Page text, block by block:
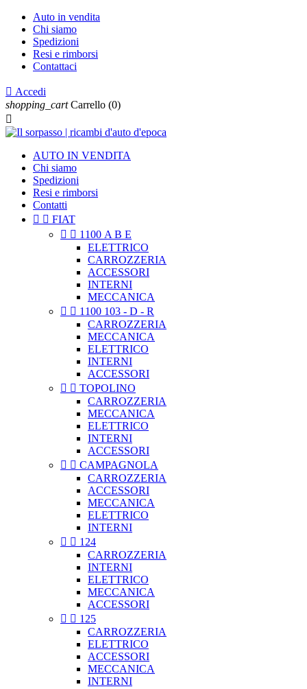
Auto in vendita
Chi siamo
Spedizioni
Resi e rimborsi
Contattaci
 Accedi
shopping_cart Carrello (0)

AUTO IN VENDITA
Chi siamo
Spedizioni
Resi e rimborsi
Contatti
  FIAT
  1100 A B E
ELETTRICO
CARROZZERIA
ACCESSORI
INTERNI
MECCANICA
  1100 103 - D - R
CARROZZERIA
MECCANICA
ELETTRICO
INTERNI
ACCESSORI
  TOPOLINO
CARROZZERIA
MECCANICA
ELETTRICO
INTERNI
ACCESSORI
  CAMPAGNOLA
CARROZZERIA
ACCESSORI
MECCANICA
ELETTRICO
INTERNI
  124
CARROZZERIA
INTERNI
ELETTRICO
MECCANICA
ACCESSORI
  125
CARROZZERIA
ELETTRICO
ACCESSORI
MECCANICA
INTERNI